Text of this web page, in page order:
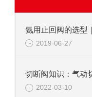
2019-06-27
2022-03-10